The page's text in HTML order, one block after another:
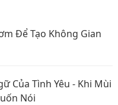
Để Tạo Không Gian
Của Tình Yêu - Khi Mùi
Nói